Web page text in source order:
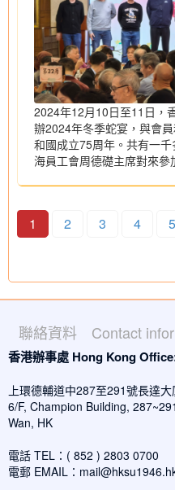
2024年12月10日至11日，
辦2024年冬季蛇宴，與會
和國成立75周年。共有一
海員工會周德礎主席對來參
1 2 3 4 5
聯絡資料 Contact
香港辦事處 Hong Kong
上環德輔道中287至291號長達
6/F, Champion Building,
Wan, HK
電話 TEL：( 852 ) 2803 0700
電郵 EMAIL：